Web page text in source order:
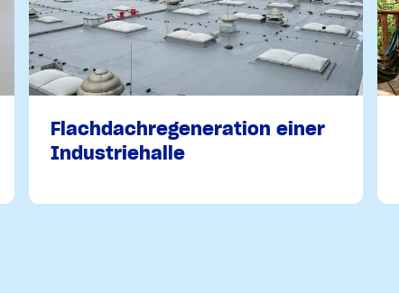
Flachdachregeneration einer
Industriehalle